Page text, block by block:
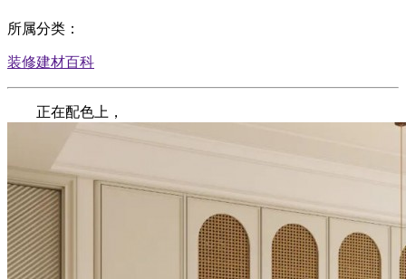
所属分类：
装修建材百科
正在配色上，